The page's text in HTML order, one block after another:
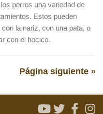
perros una variedad de
Estos pueden
la nariz, con una pata, o
con el hocico.
Página siguiente »